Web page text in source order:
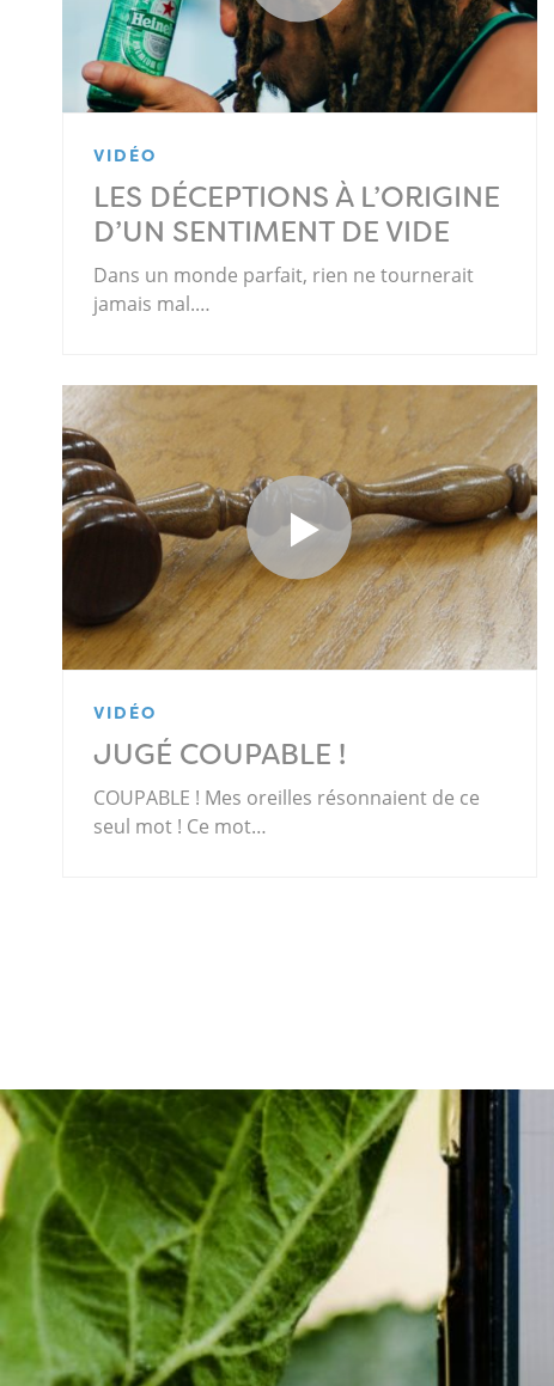
VIDÉO
LES DÉCEPTIONS À L’ORIGINE
D’UN SENTIMENT DE VIDE
Dans un monde parfait, rien ne tournerait
jamais mal.…
VIDÉO
JUGÉ COUPABLE !
COUPABLE ! Mes oreilles résonnaient de ce
seul mot ! Ce mot…